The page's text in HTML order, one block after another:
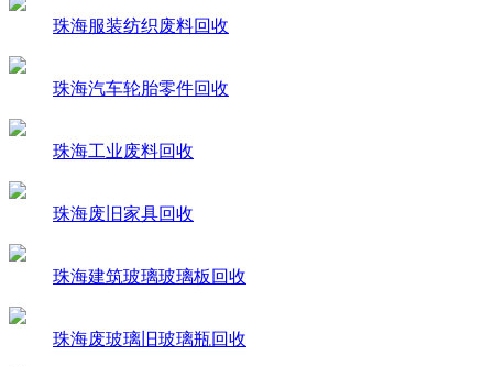
珠海服装纺织废料回收
珠海汽车轮胎零件回收
珠海工业废料回收
珠海废旧家具回收
珠海建筑玻璃玻璃板回收
珠海废玻璃旧玻璃瓶回收